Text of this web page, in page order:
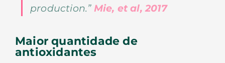
production.” Mie, et al, 2017
Maior quantidade de
antioxidantes